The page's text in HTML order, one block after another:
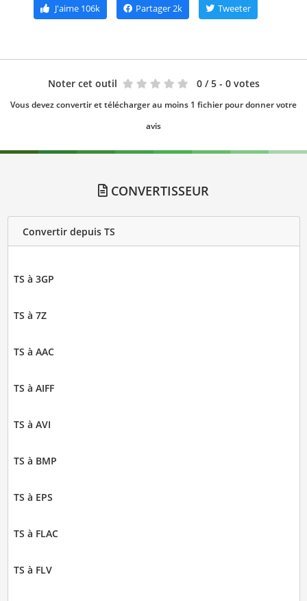
J'aime106k Partager2k Tweeter
Noter cet outil 0 / 5 - 0 votes
Vous devez convertir et télécharger au moins 1 fichier pour donner votre
avis
CONVERTISSEUR
Convertir depuis TS
TS à 3GP
TS à 7Z
TS à AAC
TS à AIFF
TS à AVI
TS à BMP
TS à EPS
TS à FLAC
TS à FLV